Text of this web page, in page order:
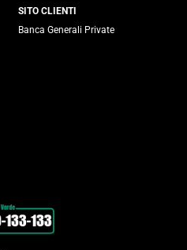
SITO CLIENTI
Banca Generali Private